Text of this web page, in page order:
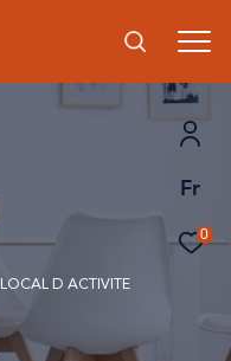
Fr
0
LOCAL D ACTIVITE